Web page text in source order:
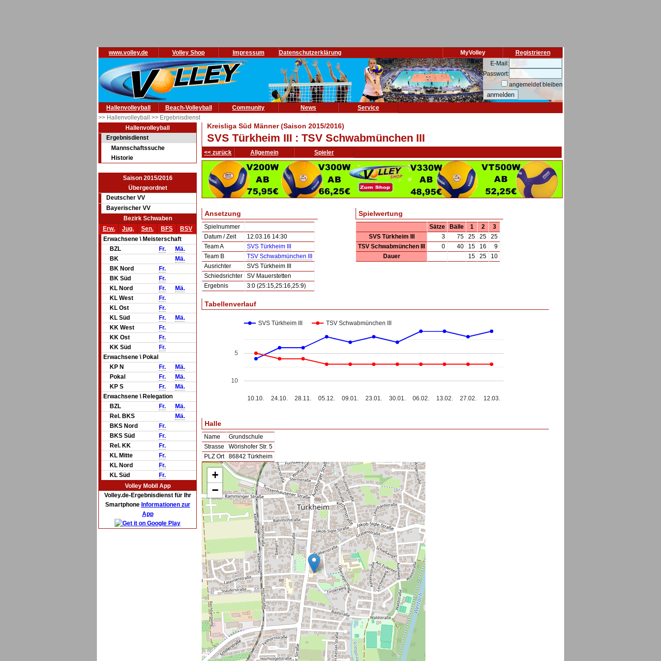
www.volley.de Volley Shop Impressum Datenschutzerklärung Registrieren
MyVolley
E-Mail:
Passwort:
angemeldet bleiben
Hallenvolleyball Beach-Volleyball Community News
Service
>> Hallenvolleyball >> Ergebnisdienst
Hallenvolleyball
Ergebnisdienst
Mannschaftssuche
Historie
Saison 2015/2016
Übergeordnet
Deutscher VV
Bayerischer VV
Bezirk Schwaben
Erw.
Jug. Sen. BFS
BSV
Erwachsene \ Meisterschaft
BZL
Fr.
Mä.
BK
Mä.
BK Nord
Fr.
BK Süd
Fr.
KL Nord
Fr.
Mä.
KL West
Fr.
KL Ost
Fr.
KL Süd
Fr.
Mä.
KK West
Fr.
KK Ost
Fr.
KK Süd
Fr.
Erwachsene \ Pokal
KP N
Fr.
Mä.
Pokal
Fr.
Mä.
KP S
Fr.
Mä.
Erwachsene \ Relegation
BZL
Fr.
Mä.
Rel. BKS
Mä.
BKS Nord
Fr.
BKS Süd
Fr.
Rel. KK
Fr.
KL Mitte
Fr.
KL Nord
Fr.
KL Süd
Fr.
Volley Mobil App
Volley.de-Ergebnisdienst für Ihr
Smartphone Informationen zur
App
Kreisliga Süd Männer (Saison 2015/2016)
SVS Türkheim III : TSV Schwabmünchen III
<< zurück Allgemein Spieler
Ansetzung
Spielnummer
Datum / Zeit
12.03.16 14:30
Team A
SVS Türkheim III
Team B
TSV Schwabmünchen III
Ausrichter
SVS Türkheim III
Schiedsrichter
SV Mauerstetten
Ergebnis
3:0 (25:15,25:16,25:9)
Spielwertung
Sätze Bälle 1 2
3
SVS Türkheim III
3 75 25 25
25
TSV Schwabmünchen III
0 40 15 16
9
Dauer
15 25 10
Tabellenverlauf
SVS Türkheim III TSV Schwabmünchen III
10.10. 24.10. 28.11. 05.12. 09.01. 23.01. 30.01. 06.02. 13.02. 27.02. 12.03.
5
10
Halle
Name
Grundschule
Strasse
Wörishofer Str. 5
PLZ Ort
86842 Türkheim
+
−